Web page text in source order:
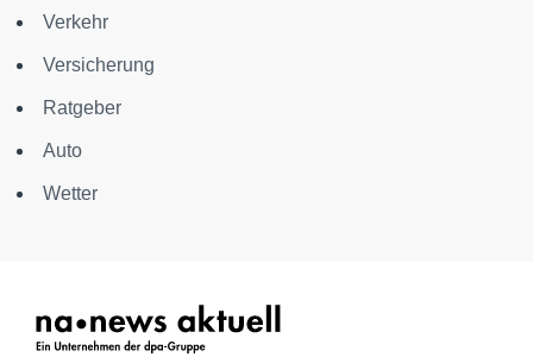
Verkehr
Versicherung
Ratgeber
Auto
Wetter